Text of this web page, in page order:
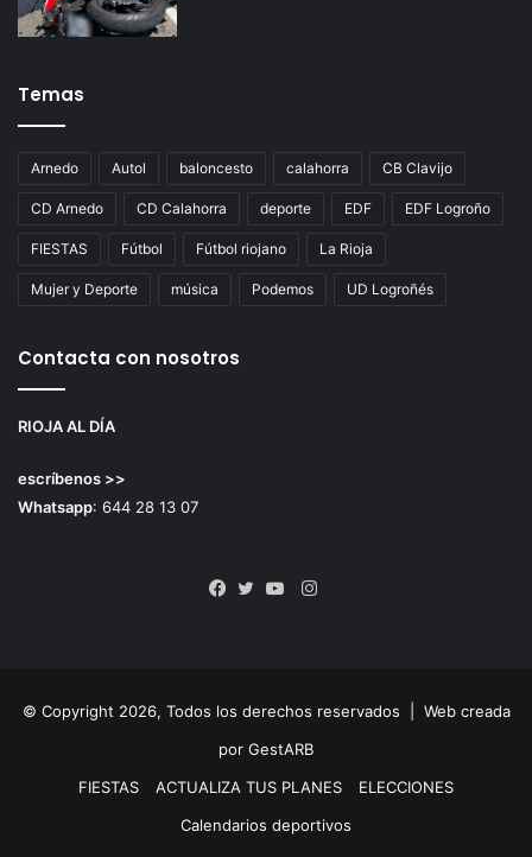
Temas
Arnedo Autol baloncesto calahorra CB Clavijo
CD Arnedo CD Calahorra deporte EDF EDF Logroño
FIESTAS Fútbol Fútbol riojano La Rioja
Mujer y Deporte música Podemos UD Logroñés
Contacta con nosotros
RIOJA AL DÍA
escríbenos >>
Whatsapp: 644 28 13 07
Instagram
© Copyright 2026, Todos los derechos reservados | Web creada
por GestARB
FIESTAS
ACTUALIZA TUS PLANES
ELECCIONES
Calendarios deportivos